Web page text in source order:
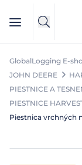
GlobalLogging E-
JOHN DEERE
PIESTNICE A
PIESTNICE
Piestnica vrchných